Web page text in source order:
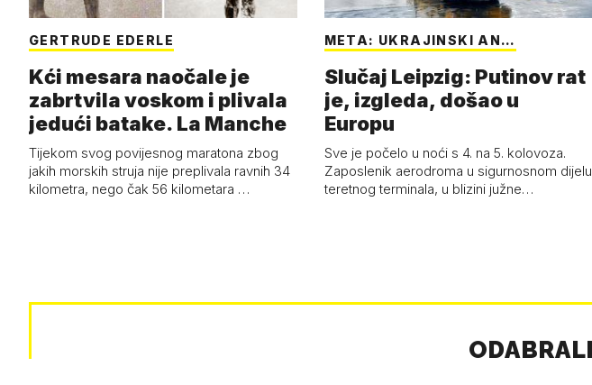
GERTRUDE EDERLE
Kći mesara naočale je
zabrtvila voskom i plivala
jedući batake. La Manche
Tijekom svog povijesnog maratona zbog
jakih morskih struja nije preplivala ravnih 34
kilometra, nego čak 56 kilometara …
META: UKRAJINSKI AN…
Slučaj Leipzig: Putinov rat
je, izgleda, došao u
Europu
Sve je počelo u noći s 4. na 5. kolovoza.
Zaposlenik aerodroma u sigurnosnom dijelu
teretnog terminala, u blizini južne…